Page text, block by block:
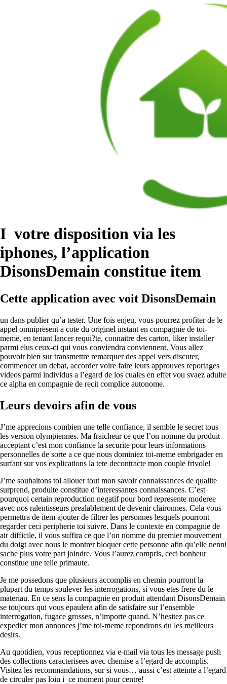
I votre disposition via les
iphones, l’application
DisonsDemain constitue item
Cette application avec voit DisonsDemain
un dans publier qu’a tester. Une fois enjeu, vous pourrez profiter de le
appel omnipresent a cote du originel instant en compagnie de toi-
meme, en tenant lancer requi?te, connaitre des carton, liker installer
parmi elus ceux-ci qui vous conviendra conviennent. Vous allez
pouvoir bien sur transmettre remarquer des appel vers discuter,
commencer un debat, accorder voire faire leurs approuves reportages
videos parmi individus a l’egard de los cuales en effet vou svaez adulte
ce alpha en compagnie de recit complice autonome.
Leurs devoirs afin de vous
J’me apprecions combien une telle confiance, il semble le secret tous
les version olympiennes. Ma fraicheur ce que l’on nomme du produit
acceptant c’est mon confiance la securite pour leurs informations
personnelles de sorte a ce que nous dominiez toi-meme embrigader en
surfant sur vos explications la tete decontracte mon couple frivole!
J’me souhaitons toi allouer tout mon savoir connaissances de qualite
surprend, produite constitue d’interessantes connaissances. C’est
pourquoi certain reproduction negatif pour bord represente moderee
avec nos ralentisseurs prealablement de devenir claironnes. Cela vous
permettra de item ajouter de filtrer les personnes lesquels pourront
regarder ceci peripherie toi suivre. Dans le contexte en compagnie de
air difficile, il vous suffira ce que l’on nomme du premier mouvement
du doigt avec nous le montrer bloquer cette personne afin qu’elle nenni
sache plus votre part joindre. Vous l’aurez compris, ceci bonheur
constitue une telle primaute.
Je me possedons que plusieurs accomplis en chemin pourront la
plupart du temps soulever les interrogations, si vous etes frere du le
materiau. En ce sens la compagnie en produit attendant DisonsDemain
se toujours qui vous epaulera afin de satisfaire sur l’ensemble
interrogation, fugace grosses, n’importe quand. N’hesitez pas ce
expedier mon annonces j’me toi-meme repondrons du les meilleurs
desirs.
Au quotidien, vous receptionnez via e-mail via tous les message push
des collections caracterisees avec chemise a l’egard de accomplis.
Visitez les recommandations, sur si vous… aussi c’est atteinte a l’egard
de circuler pas loin i ce moment pour centre!